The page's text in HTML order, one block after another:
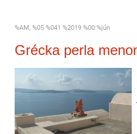
%AM, %05 %041 %2019 %00:%jún
Grécka perla